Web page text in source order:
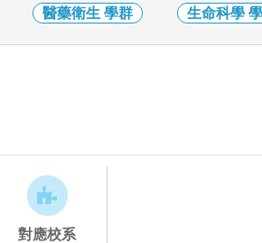
醫藥衛生 學群 生命科學
對應校系